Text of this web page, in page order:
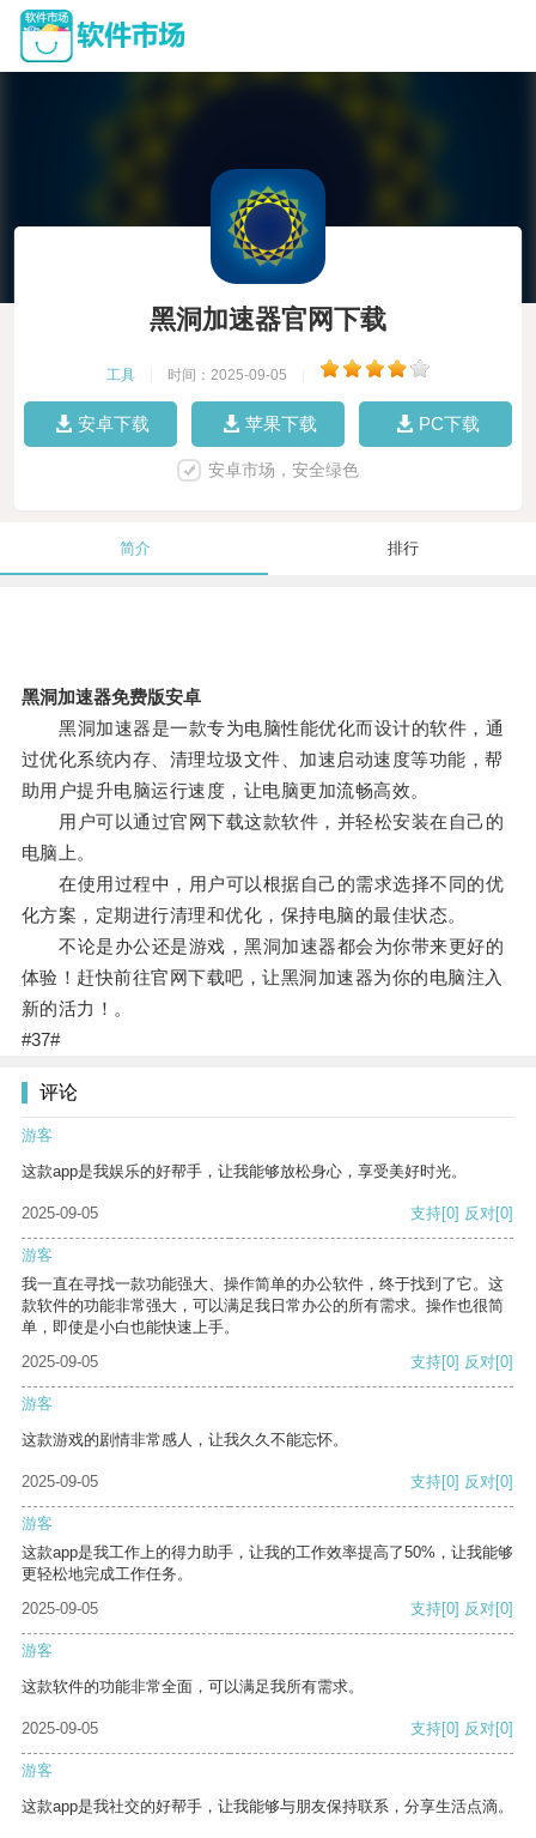
黑洞加速器官网下载
工具 时间：2025-09-05
安卓下载 苹果下载 PC下载
安卓市场，安全绿色
简介 排行
黑洞加速器免费版安卓
黑洞加速器是一款专为电脑性能优化而设计的软件，通
过优化系统内存、清理垃圾文件、加速启动速度等功能，帮
助用户提升电脑运行速度，让电脑更加流畅高效。
用户可以通过官网下载这款软件，并轻松安装在自己的
电脑上。
在使用过程中，用户可以根据自己的需求选择不同的优
化方案，定期进行清理和优化，保持电脑的最佳状态。
不论是办公还是游戏，黑洞加速器都会为你带来更好的
体验！赶快前往官网下载吧，让黑洞加速器为你的电脑注入
新的活力！。
#37#
评论
游客
这款app是我娱乐的好帮手，让我能够放松身心，享受美好时光。
2025-09-05 支持[0] 反对[0]
游客
我一直在寻找一款功能强大、操作简单的办公软件，终于找到了它。这
款软件的功能非常强大，可以满足我日常办公的所有需求。操作也很简
单，即使是小白也能快速上手。
2025-09-05
支持[0] 反对[0]
游客
这款游戏的剧情非常感人，让我久久不能忘怀。
2025-09-05 支持[0] 反对[0]
游客
这款app是我工作上的得力助手，让我的工作效率提高了50%，让我能够
更轻松地完成工作任务。
2025-09-05
支持[0] 反对[0]
游客
这款软件的功能非常全面，可以满足我所有需求。
2025-09-05 支持[0] 反对[0]
游客
这款app是我社交的好帮手，让我能够与朋友保持联系，分享生活点滴。